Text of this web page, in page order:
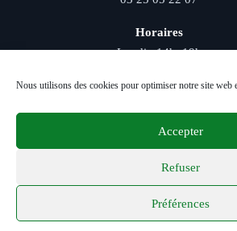
Nous utilisons des cookies pour optimiser notre site web
Accepter
Refuser
Préférences
Horaires
Lundi : 14h–19h
Livraison rapide - Retrait magasin -
© 2026 Distriver — Tous droits